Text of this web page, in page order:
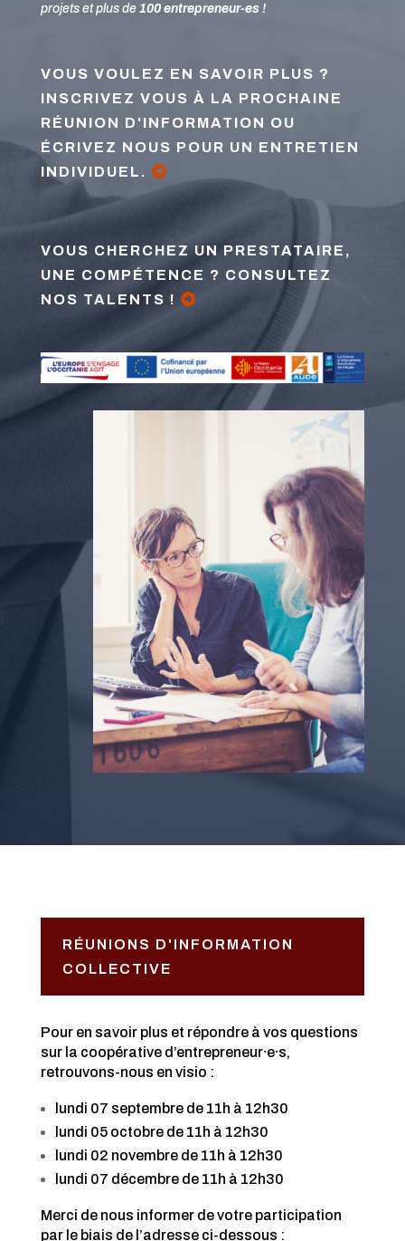
projets et plus de 100 entrepreneur-es !
VOUS VOULEZ EN SAVOIR PLUS ?
INSCRIVEZ VOUS À LA PROCHAINE
RÉUNION D'INFORMATION OU
ÉCRIVEZ NOUS POUR UN ENTRETIEN
INDIVIDUEL.
VOUS CHERCHEZ UN PRESTATAIRE,
UNE COMPÉTENCE ? CONSULTEZ
NOS TALENTS !
RÉUNIONS D'INFORMATION
COLLECTIVE
Pour en savoir plus et répondre à vos questions
sur la coopérative d’entrepreneur⸱e⸱s,
retrouvons-nous en visio :
lundi 07 septembre de 11h à 12h30
lundi 05 octobre de 11h à 12h30
lundi 02 novembre de 11h à 12h30
lundi 07 décembre de 11h à 12h30
Merci de nous informer de votre participation
par le biais de l’adresse ci-dessous :